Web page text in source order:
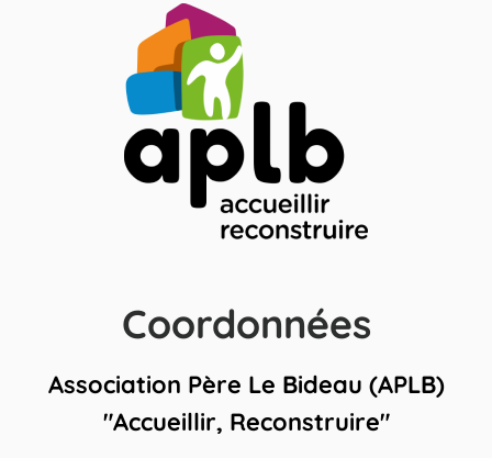
Coordonnées
Association Père Le Bideau (APLB)
"Accueillir, Reconstruire"